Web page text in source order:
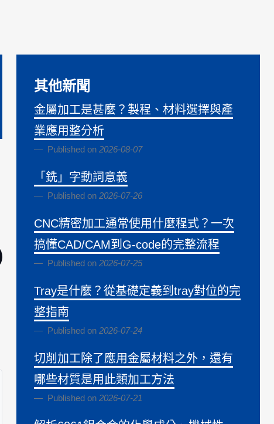
其他新聞
金屬加工是甚麼？製程、材料選擇與產
業應用整分析
Published on 2026-08-07
「銑」字動詞意義
Published on 2026-07-26
CNC精密加工通常使用什麼程式？一次
搞懂CAD/CAM到G-code的完整流程
Published on 2026-07-25
Tray是什麼？從基礎定義到tray對位的完
整指南
Published on 2026-07-24
切削加工除了應用金屬材料之外，還有
哪些材質是用此類加工方法
Published on 2026-07-21